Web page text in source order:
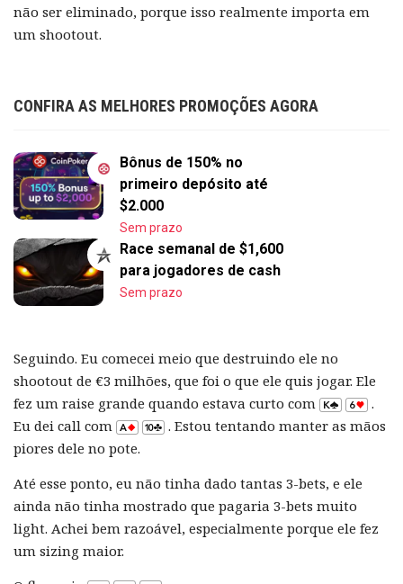
não ser eliminado, porque isso realmente importa em
um shootout.
CONFIRA AS MELHORES PROMOÇÕES AGORA
Bônus de 150% no
primeiro depósito até
$2.000
Sem prazo
Race semanal de $1,600
para jogadores de cash
Sem prazo
Seguindo. Eu comecei meio que destruindo ele no
shootout de €3 milhões, que foi o que ele quis jogar. Ele
fez um raise grande quando estava curto com
.
Eu dei call com
. Estou tentando manter as mãos
piores dele no pote.
Até esse ponto, eu não tinha dado tantas 3-bets, e ele
ainda não tinha mostrado que pagaria 3-bets muito
light. Achei bem razoável, especialmente porque ele fez
um sizing maior.